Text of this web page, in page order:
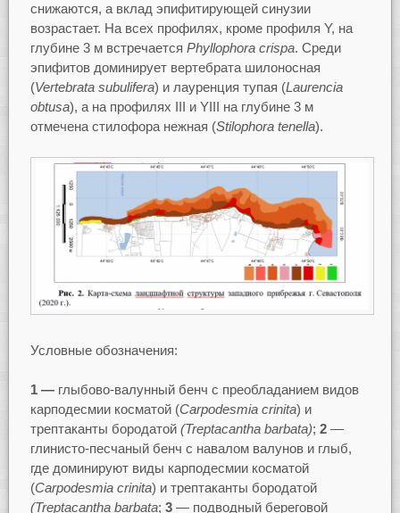
снижаются, а вклад эпифитирующей синузии
возрастает. На всех профилях, кроме профиля Y, на
глубине 3 м встречается Phyllophora crispa. Среди
эпифитов доминирует вертебрата шилоносная
(Vertebrata subulifera) и лауренция тупая (Laurencia
obtusa), а на профилях III и YIII на глубине 3 м
отмечена стилофора нежная (Stilophora tenella).
Условные обозначения:
1 —глыбово-валунный бенч с преобладанием видов
карподесмии косматой (Carpodesmia crinita) и
трептаканты бородатой (Treptacantha barbata); 2 —
глинисто-песчаный бенч с навалом валунов и глыб,
где доминируют виды карподесмии косматой
(Carpodesmia crinita) и трептаканты бородатой
(Treptacantha barbata; 3 — подводный береговой